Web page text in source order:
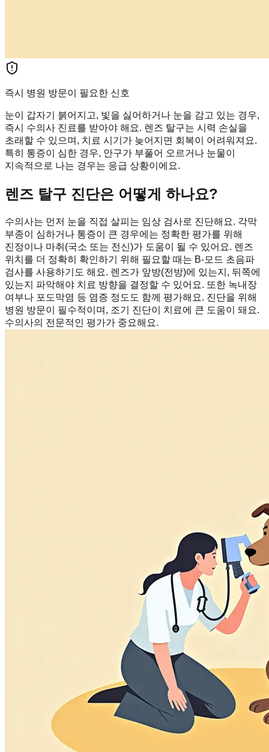
즉시 병원 방문이 필요한 신호
눈이 갑자기 붉어지고, 빛을 싫어하거나 눈을 감고 있는 경우,
즉시 수의사 진료를 받아야 해요. 렌즈 탈구는 시력 손실을
초래할 수 있으며, 치료 시기가 늦어지면 회복이 어려워져요.
특히 통증이 심한 경우, 안구가 부풀어 오르거나 눈물이
지속적으로 나는 경우는 응급 상황이에요.
렌즈 탈구 진단은 어떻게 하나요?
수의사는 먼저 눈을 직접 살피는 임상 검사로 진단해요. 각막
부종이 심하거나 통증이 큰 경우에는 정확한 평가를 위해
진정이나 마취(국소 또는 전신)가 도움이 될 수 있어요. 렌즈
위치를 더 정확히 확인하기 위해 필요할 때는 B-모드 초음파
검사를 사용하기도 해요. 렌즈가 앞방(전방)에 있는지, 뒤쪽에
있는지 파악해야 치료 방향을 결정할 수 있어요. 또한 녹내장
여부나 포도막염 등 염증 정도도 함께 평가해요. 진단을 위해
병원 방문이 필수적이며, 조기 진단이 치료에 큰 도움이 돼요.
수의사의 전문적인 평가가 중요해요.